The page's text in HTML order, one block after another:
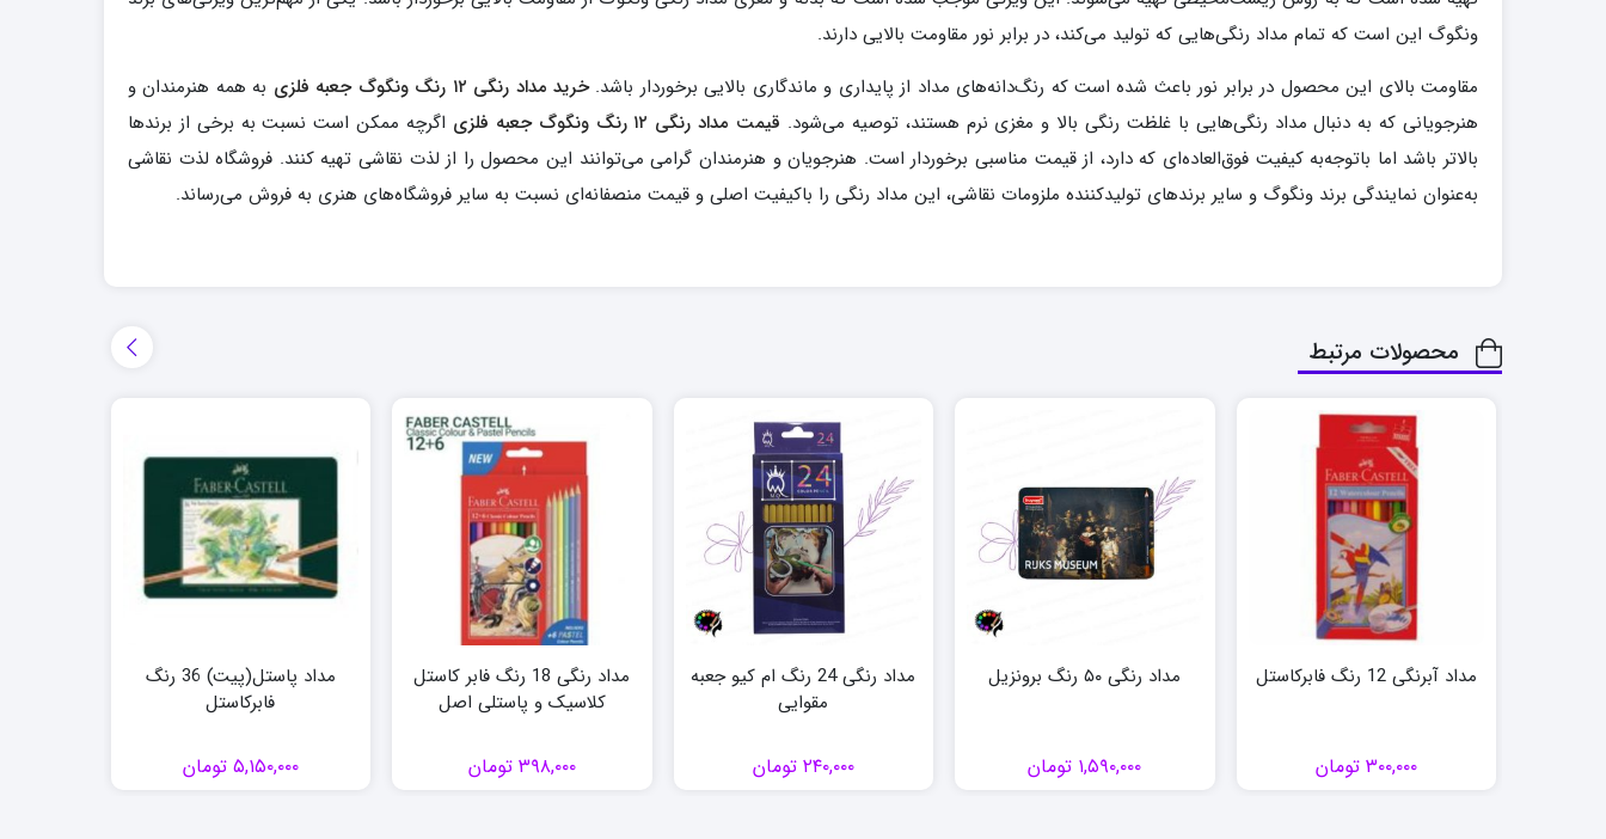
ونگوگ این است که تمام مداد رنگی‌هایی که تولید می‌کند، در برابر نور مقاومت بالایی دارند.
مقاومت بالای این محصول در برابر نور باعث شده است که رنگ‌دانه‌های مداد از پایداری و ماندگاری بالایی برخوردار باشد.خرید مداد رنگی ۱۲ رنگ ونگوگ جعبه فلزی
به همه هنرمندان و
هنرجویانی که به دنبال مداد رنگی‌هایی با غلظت رنگی بالا و مغزی نرم هستند، توصیه می‌شود. قیمت مداد رنگی ۱۲ رنگ ونگوگ جعبه فلزی
اگرچه ممکن است نسبت به برخی از برندها
بالاتر باشد اما باتوجه‌به کیفیت فوق‌العاده‌ای که دارد، از قیمت مناسبی برخوردار است. هنرجویان و هنرمندان گرامی می‌توانند این محصول را از لذت نقاشی تهیه کنند. فروشگاه لذت نقاشی
به‌عنوان نمایندگی برند ونگوگ و سایر برندهای تولیدکننده ملزومات نقاشی، این مداد رنگی را باکیفیت اصلی و قیمت منصفانه‌ای نسبت به سایر فروشگاه‌های هنری به فروش می‌رساند.
محصولات مرتبط
مداد آبرنگی 12 رنگ فابرکاستل
۳۰۰,۰۰۰ تومان
مداد رنگی ۵۰ رنگ برونزیل
۱,۵۹۰,۰۰۰ تومان
مداد رنگی 24 رنگ ام کیو جعبه
مقوایی
۲۴۰,۰۰۰ تومان
مداد رنگی 18 رنگ فابر کاستل
کلاسیک و پاستلی اصل
۳۹۸,۰۰۰ تومان
مداد پاستل(پیت) 36 رنگ
فابرکاستل
۵,۱۵۰,۰۰۰ تومان